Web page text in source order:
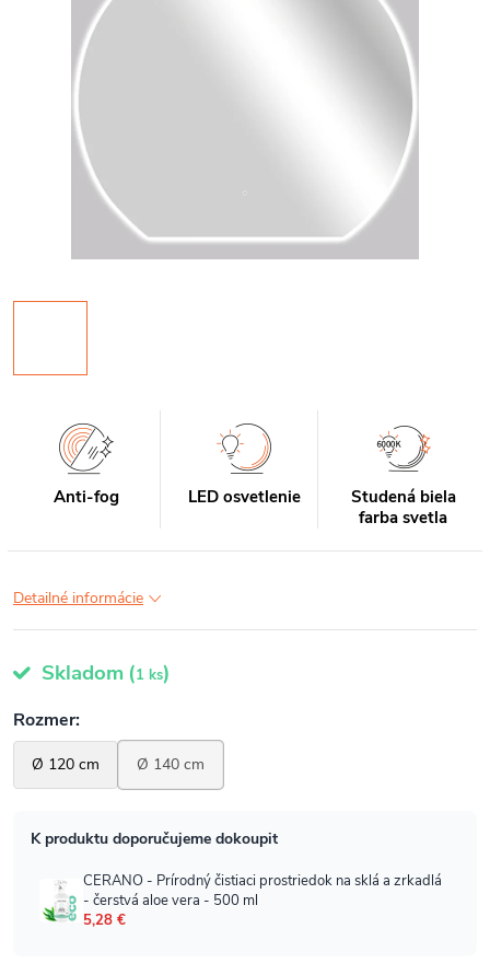
Anti-fog LED osvetlenie
Studená biela
farba svetla
Detailné informácie
Skladom (1 ks)